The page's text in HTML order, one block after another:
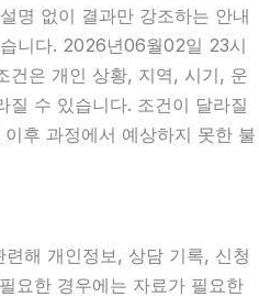
명 없이 결과만 강조하는 안내
니다. 2026년06월02일 23시
건은 개인 상황, 지역, 시기, 운
질 수 있습니다. 조건이 달라질
후 과정에서 예상하지 못한 불
해 개인정보, 상담 기록, 신청
요한 경우에는 자료가 필요한